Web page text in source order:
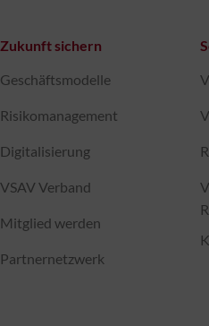
Zukunft sichern
Geschäftsmodelle
Risikomanagement
Digitalisierung
VSAV Verband
Mitglied werden
Partnernetzwerk